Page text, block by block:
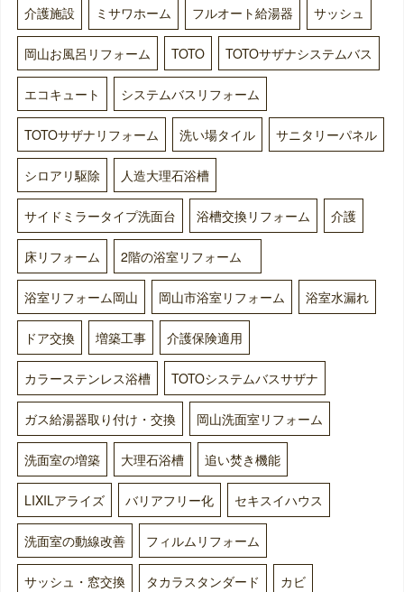
介護施設 ミサワホーム フルオート給湯器 サッシュ
岡山お風呂リフォーム TOTO TOTOサザナシステムバス
エコキュート システムバスリフォーム
TOTOサザナリフォーム 洗い場タイル サニタリーパネル
シロアリ駆除 人造大理石浴槽
サイドミラータイプ洗面台 浴槽交換リフォーム 介護
床リフォーム 2階の浴室リフォーム
浴室リフォーム岡山 岡山市浴室リフォーム 浴室水漏れ
ドア交換 増築工事 介護保険適用
カラーステンレス浴槽 TOTOシステムバスサザナ
ガス給湯器取り付け・交換 岡山洗面室リフォーム
洗面室の増築 大理石浴槽 追い焚き機能
LIXILアライズ バリアフリー化 セキスイハウス
洗面室の動線改善 フィルムリフォーム
サッシュ・窓交換 タカラスタンダード カビ